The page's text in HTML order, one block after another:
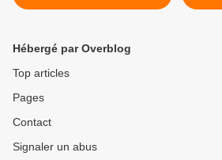
Hébergé par Overblog
Top articles
Pages
Contact
Signaler un abus